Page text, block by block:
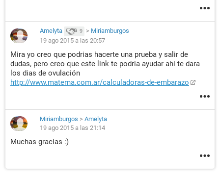
Amelyta 9 > Miriamburgos
19 ago 2015 a las 20:57
Mira yo creo que podrias hacerte una prueba y salir de
dudas, pero creo que este link te podria ayudar ahi te dara
los dias de ovulación
http://www.materna.com.ar/calculadoras-de-embarazo
Miriamburgos > Amelyta
19 ago 2015 a las 21:14
Muchas gracias :)